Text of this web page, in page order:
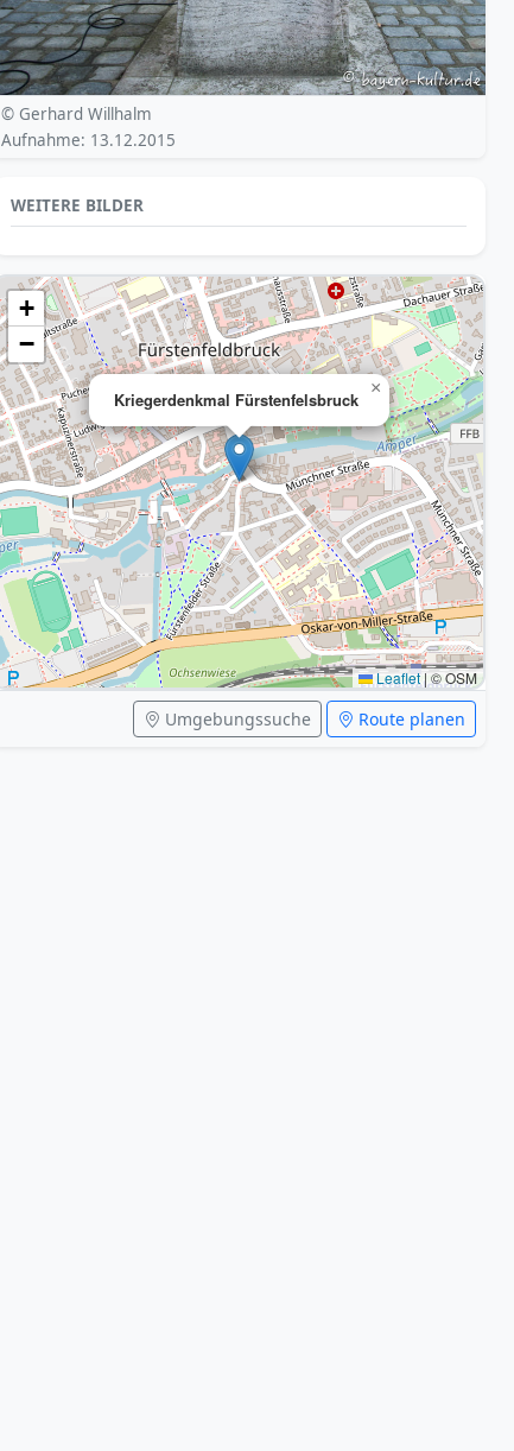
© Gerhard Willhalm
Aufnahme: 13.12.2015
WEITERE BILDER
Kriegerdenkmal Fürstenfelsbruck
×
+
−
Leaflet| © OSM
Umgebungssuche Route planen